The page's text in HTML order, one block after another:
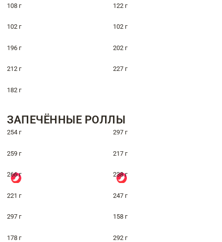
108 г 122 г
102 г 102 г
196 г 202 г
212 г 227 г
182 г
ЗАПЕЧЁННЫЕ РОЛЛЫ
254 г 297 г
259 г 217 г
266 г 238 г
221 г 247 г
297 г 158 г
178 г 292 г